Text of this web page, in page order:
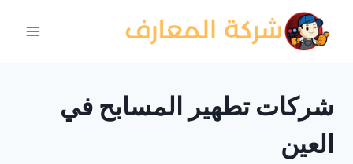
المحتوى
شركات تطهير المسابح في
العين